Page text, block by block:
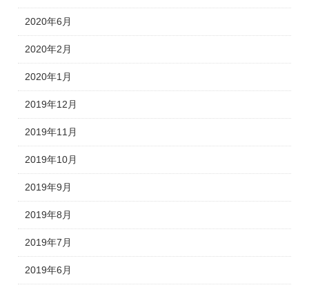
2020年6月
2020年2月
2020年1月
2019年12月
2019年11月
2019年10月
2019年9月
2019年8月
2019年7月
2019年6月